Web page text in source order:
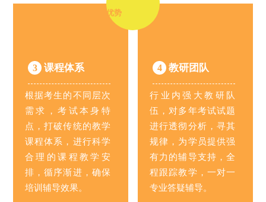
3 课程体系
根据考生的不同层次
需求，考试本身特
点，打破传统的教学
课程体系，进行科学
合理的课程教学安
排，循序渐进，确保
培训辅导效果。
4 教研团队
行业内强大教研队
伍，对多年考试试题
进行透彻分析，寻其
规律，为学员提供强
有力的辅导支持，全
程跟踪教学，一对一
专业答疑辅导。
优势